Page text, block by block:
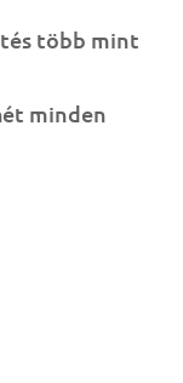
több mint
minden